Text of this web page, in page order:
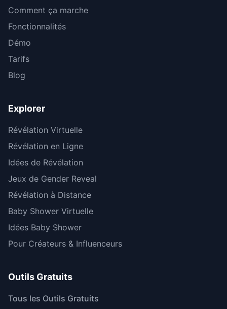
Comment ça marche
Fonctionnalités
Démo
Tarifs
Blog
Explorer
Révélation Virtuelle
Révélation en Ligne
Idées de Révélation
Jeux de Gender Reveal
Révélation à Distance
Baby Shower Virtuelle
Idées Baby Shower
Pour Créateurs & Influenceurs
Outils Gratuits
Tous les Outils Gratuits